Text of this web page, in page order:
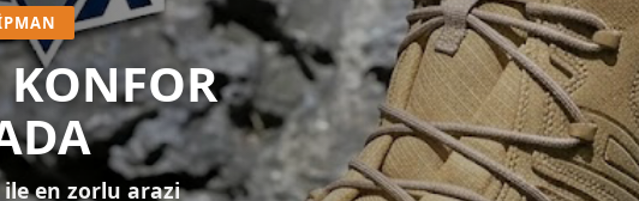
KONFOR
en zorlu arazi